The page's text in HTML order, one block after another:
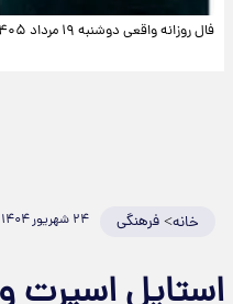
فال روزانه واقعی دوشنبه ۱۹ مرداد ۱۴۰۵
خانه>فرهنگی ۲۴ شهریور ۱۴۰۴